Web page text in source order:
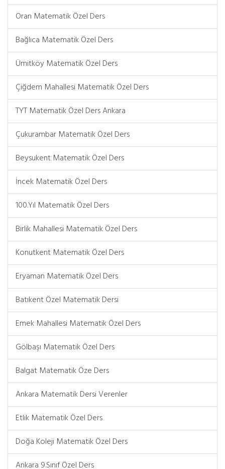
Oran Matematik Özel Ders
Bağlıca Matematik Özel Ders
Ümitköy Matematik Özel Ders
Çiğdem Mahallesi Matematik Özel Ders
TYT Matematik Özel Ders Ankara
Çukurambar Matematik Özel Ders
Beysukent Matematik Özel Ders
İncek Matematik Özel Ders
100.Yıl Matematik Özel Ders
Birlik Mahallesi Matematik Özel Ders
Konutkent Matematik Özel Ders
Eryaman Matematik Özel Ders
Batıkent Özel Matematik Dersi
Emek Mahallesi Matematik Özel Ders
Gölbaşı Matematik Özel Ders
Balgat Matematik Öze Ders
Ankara Matematik Dersi Verenler
Etlik Matematik Özel Ders
Doğa Koleji Matematik Özel Ders
Ankara 9.Sınıf Özel Ders